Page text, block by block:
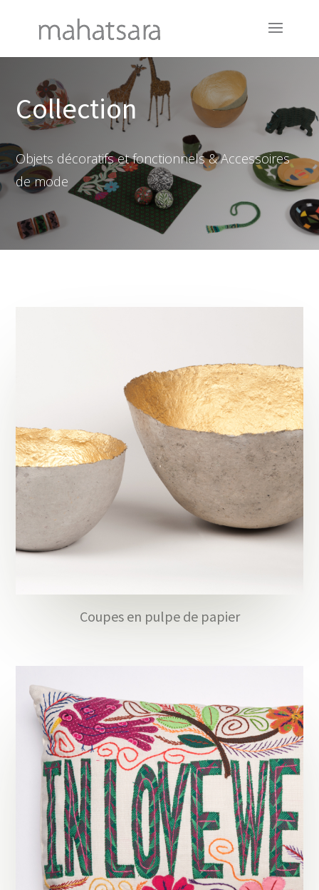
Collection
Objets décoratifs et fonctionnels & Accessoires
de mode
Coupes en pulpe de papier